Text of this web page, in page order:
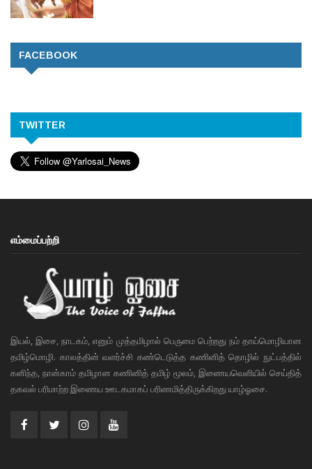
FACEBOOK
TWITTER
எம்மைப்பற்றி
இயல், இசை, நாடகம், எனும் முத்தமிழால் பெருமை பெற்றது நம் தாய்மொழியான
தமிழ்மொழி. காலத்தின் வளர்ச்சி கண்டெடுத்த கணினித் தொழில் நுட்பத்தில்
கனிந்த, நான்காம் தமிழான கணினித் தமிழ் மூலம், இணையவெளியில் செய்தித்
தகவல் பரிமாற்ற இணைய ஊடகமாகப் பரிணமித்திருக்கிறது யாழ்ஓசை.